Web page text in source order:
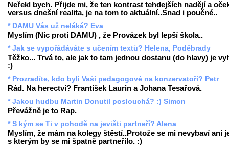
Neřekl bych. Přijde mi, že ten kontrast tehdejších nadějí a
versus dnešní realita, je na tom to aktuální..Snad i poučné..
* DAMU Vás už neláká? Eva
Myslím (Nic proti DAMU) , že Provázek byl lepší škola..
* Jak se vypořádáváte s učením textů? Helena, Poděbrady
Těžko... Trvá to, ale jak to tam jednou dostanu (do hlavy) je
:)
* Prozradíte, kdo byli Vaši pedagogové na konzervatoři? Petr
Rád. Na herectví? František Laurin a Johana Tesařová.
* Jakou hudbu Martin Donutil poslouchá? :) Simon
Převážně je to Rap.
* S kým se Ti v pohodě na jevišti partneří? Alena
Myslím, že mám na kolegy štěstí..Protože se mi nevybaví ani
s kterým by se mi špatně partneřilo. :)